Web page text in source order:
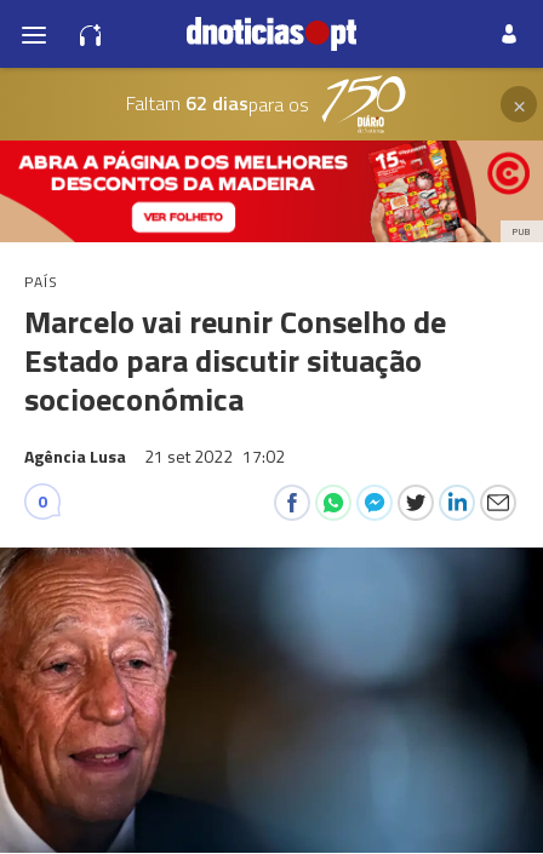
Faltam 62 diaspara os ×
PUB
PAÍS
Marcelo vai reunir Conselho de
Estado para discutir situação
socioeconómica
Agência Lusa 21 set 2022 17:02
0